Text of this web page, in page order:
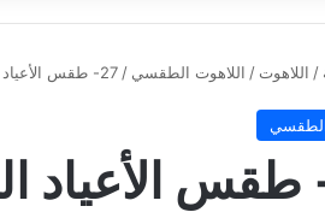
/ اللاهوت / اللاهوت الطقسي / 27- طقس الأعياد السيدية الثلاثة الكبرى
الطقسي